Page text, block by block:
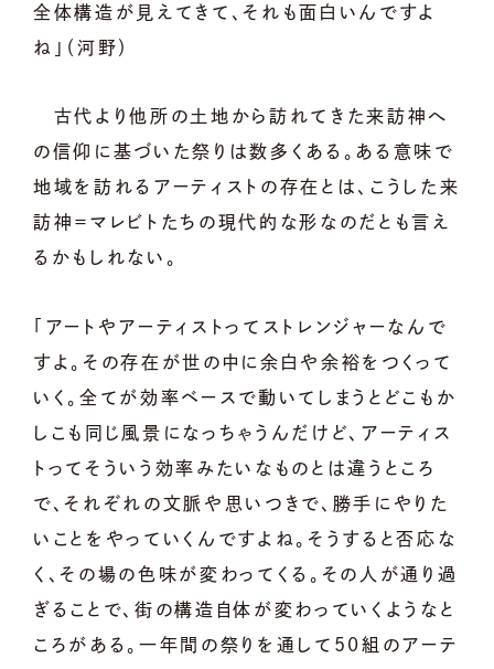
全体構造が見えてきて、それも面白いんですよ
ね」（河野）
古代より他所の土地から訪れてきた来訪神へ
の信仰に基づいた祭りは数多くある。ある意味で
地域を訪れるアーティストの存在とは、こうした来
訪神＝マレビトたちの現代的な形なのだとも言え
るかもしれない。
「アートやアーティストってストレンジャーなんで
すよ。その存在が世の中に余白や余裕をつくって
いく。全てが効率ベースで動いてしまうとどこもか
しこも同じ風景になっちゃうんだけど、アーティス
トってそういう効率みたいなものとは違うところ
で、それぞれの文脈や思いつきで、勝手にやりた
いことをやっていくんですよね。そうすると否応な
く、その場の色味が変わってくる。その人が通り過
ぎることで、街の構造自体が変わっていくようなと
ころがある。一年間の祭りを通して50組のアーテ